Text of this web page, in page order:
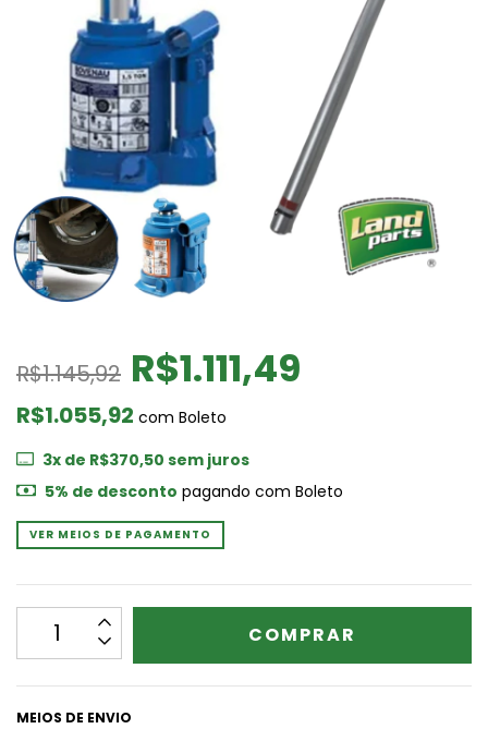
R$1.145,92 R$1.111,49
R$1.055,92 com Boleto
3x de R$370,50 sem juros
5% de desconto pagando com Boleto
VER MEIOS DE PAGAMENTO
MEIOS DE ENVIO